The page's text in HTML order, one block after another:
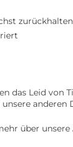
das Leid von
über